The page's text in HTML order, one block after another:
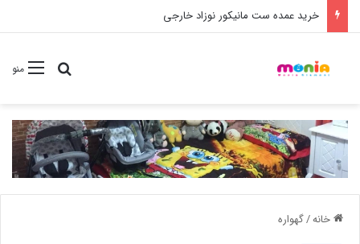
خرید عمده ست مانیکور نوزاد خارجی
منوجستجو
خانه/گهواره